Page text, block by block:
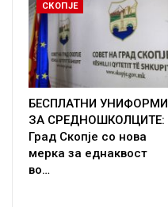
СКОПЈЕ
БЕСПЛАТНИ УНИФОРМИ
ЗА СРЕДНОШКОЛЦИТЕ:
Град Скопје со нова
мерка за еднаквост
во…